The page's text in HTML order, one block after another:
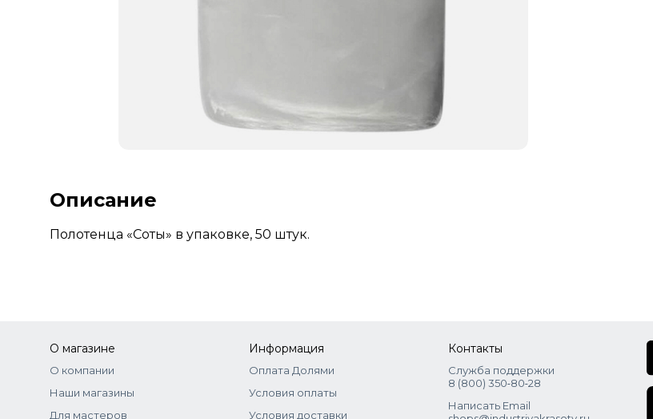
Описание
Полотенца «Соты» в упаковке, 50 штук.
О магазине
О компании
Наши магазины
Для мастеров
Информация
Оплата Долями
Условия оплаты
Условия доставки
Контакты
Служба поддержки
8 (800) 350‑80‑28
Написать Email